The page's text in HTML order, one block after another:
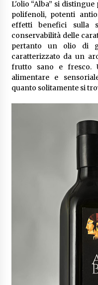
L'olio “Alba” si
polifenoli, potenti
effetti benefici sulla
conservabilità delle
pertanto un olio di
caratterizzato da un
frutto sano e fresco.
alimentare e
quanto solitamente si